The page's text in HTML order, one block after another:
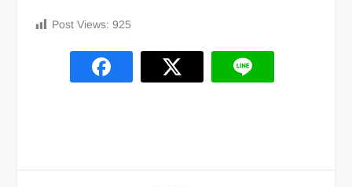
Post Views: 925